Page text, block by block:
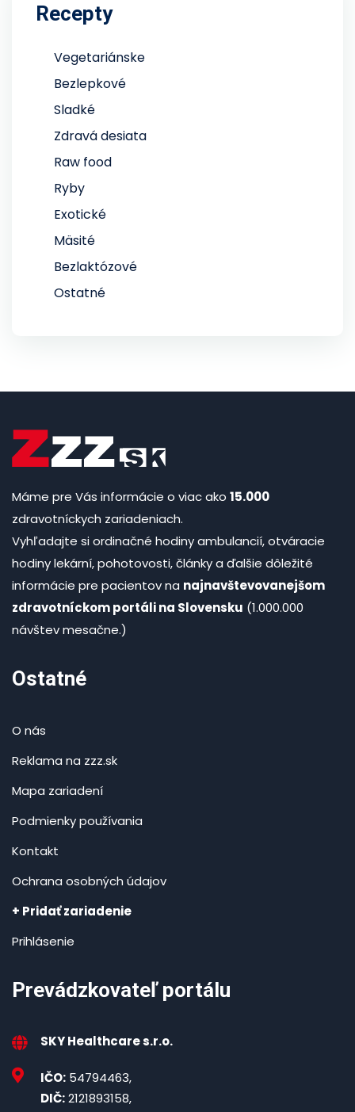
Recepty
Vegetariánske
Bezlepkové
Sladké
Zdravá desiata
Raw food
Ryby
Exotické
Mäsité
Bezlaktózové
Ostatné
Máme pre Vás informácie o viac ako 15.000
zdravotníckych zariadeniach.
Vyhľadajte si ordinačné hodiny ambulancií, otváracie
hodiny lekární, pohotovosti, články a ďalšie dôležité
informácie pre pacientov na najnavštevovanejšom
zdravotníckom portáli na Slovensku (1.000.000
návštev mesačne.)
Ostatné
O nás
Reklama na zzz.sk
Mapa zariadení
Podmienky používania
Kontakt
Ochrana osobných údajov
+ Pridať zariadenie
Prihlásenie
Prevádzkovateľ portálu
SKY Healthcare s.r.o.
IČO: 54794463,
DIČ:2121893158,